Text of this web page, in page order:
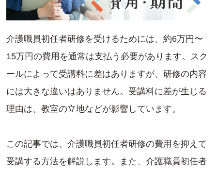
介護職員初任者研修を受けるためには、約6万円〜
15万円の費用を通常は支払う必要があります。スク
ールによって受講料に差はありますが、研修の内容
には大きな違いはありません。受講料に差が生じる
理由は、教室の立地などが影響しています。
この記事では、介護職員初任者研修の費用を抑えて
受講する方法を解説します。また、介護職員初任者